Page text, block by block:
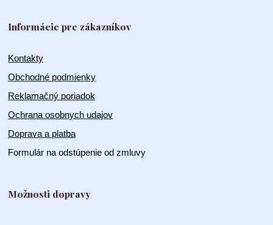
Informácie pre zákazníkov
Kontakty
Obchodné podmienky
Reklamačný poriadok
Ochrana osobnych udajov
Doprava a platba
Formulár na odstúpenie od zmluvy
Možnosti dopravy